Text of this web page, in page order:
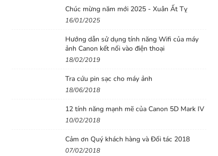
đến cảm biến khá ngắn của máy ảnh không gương lật,
cho độ tương phản và độ phân giải tuyệt đẹp trong ống
kính nhỏ gọn. Chất lượng quang học được nâng cao vượt
trội nhờ phần tử kính ED (Tán sắc siêu thấp) hạn chế
quang sai màu và Lớp phủ Nano AR II đảm bảo hình ảnh
rõ nét trong mọi điều kiện ánh sáng.
Chúc mừng năm mới 2025 - Xuân Ất Tỵ
16/01/2025
Hướng dẫn sử dụng tính năng Wifi của máy
ảnh Canon kết nối vào điện thoại
18/02/2019
Tra cứu pin sạc cho máy ảnh
18/06/2018
12 tính năng mạnh mẽ của Canon 5D Mark IV
10/02/2018
Cảm ơn Quý khách hàng và Đối tác 2018
07/02/2018